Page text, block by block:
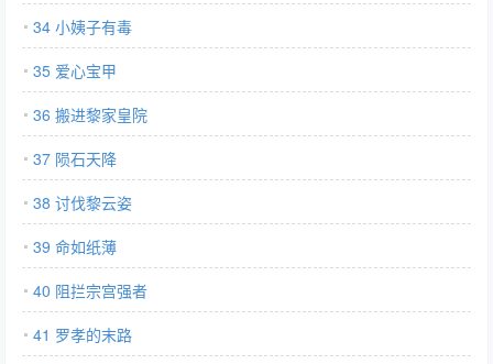
34 小姨子有毒
35 爱心宝甲
36 搬进黎家皇院
37 陨石天降
38 讨伐黎云姿
39 命如纸薄
40 阻拦宗宫强者
41 罗孝的末路